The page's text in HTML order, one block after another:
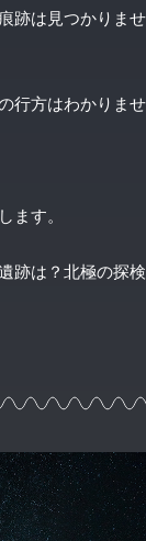
跡は見つかりま
行方はわかりませ
ます。
跡は？北極の探